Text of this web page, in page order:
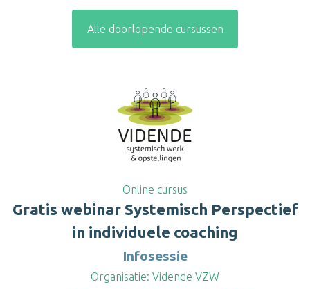
Alle doorlopende cursussen
Online cursus
Gratis webinar Systemisch Perspectief
in individuele coaching
Infosessie
Organisatie: Vidende VZW